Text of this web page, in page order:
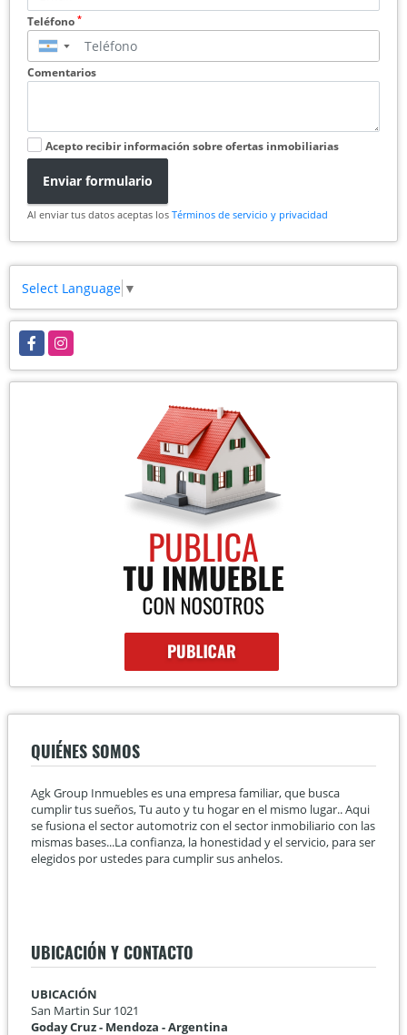
Teléfono *
▼
Comentarios
Acepto recibir información sobre ofertas inmobiliarias
Enviar formulario
Al enviar tus datos aceptas los Términos de servicio y privacidad
Select Language ▼
FacebookInstagram
QUIÉNES SOMOS
Agk Group Inmuebles es una empresa familiar, que busca
cumplir tus sueños, Tu auto y tu hogar en el mismo lugar.. Aqui
se fusiona el sector automotriz con el sector inmobiliario con las
mismas bases...La confianza, la honestidad y el servicio, para ser
elegidos por ustedes para cumplir sus anhelos.
UBICACIÓN Y CONTACTO
UBICACIÓN
San Martin Sur 1021
Goday Cruz - Mendoza - Argentina